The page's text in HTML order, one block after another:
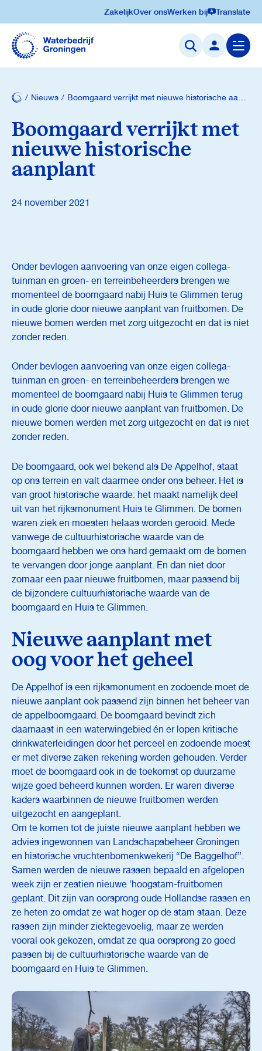
Navigatie
overslaan
ZakelijkOver onsWerken bij Translate
Menu
openen
Nieuws
Boomgaard verrijkt met
nieuwe historische
aanplant
24 november 2021
Onder bevlogen aanvoering van onze eigen collega-
tuinman en groen- en terreinbeheerders brengen we
momenteel de boomgaard nabij Huis te Glimmen terug
in oude glorie door nieuwe aanplant van fruitbomen. De
nieuwe bomen werden met zorg uitgezocht en dat is niet
zonder reden.
Onder bevlogen aanvoering van onze eigen collega-
tuinman en groen- en terreinbeheerders brengen we
momenteel de boomgaard nabij Huis te Glimmen terug
in oude glorie door nieuwe aanplant van fruitbomen. De
nieuwe bomen werden met zorg uitgezocht en dat is niet
zonder reden.
De boomgaard, ook wel bekend als De Appelhof, staat
op ons terrein en valt daarmee onder ons beheer. Het is
van groot historische waarde: het maakt namelijk deel
uit van het rijksmonument Huis te Glimmen. De bomen
waren ziek en moesten helaas worden gerooid. Mede
vanwege de cultuurhistorische waarde van de
boomgaard hebben we ons hard gemaakt om de bomen
te vervangen door jonge aanplant. En dan niet door
zomaar een paar nieuwe fruitbomen, maar passend bij
de bijzondere cultuurhistorische waarde van de
boomgaard en Huis te Glimmen.
Nieuwe aanplant met
oog voor het geheel
De Appelhof is een rijksmonument en zodoende moet de
nieuwe aanplant ook passend zijn binnen het beheer van
de appelboomgaard. De boomgaard bevindt zich
daarnaast in een waterwingebied én er lopen kritische
drinkwaterleidingen door het perceel en zodoende moest
er met diverse zaken rekening worden gehouden. Verder
moet de boomgaard ook in de toekomst op duurzame
wijze goed beheerd kunnen worden. Er waren diverse
kaders waarbinnen de nieuwe fruitbomen werden
uitgezocht en aangeplant.
Om te komen tot de juiste nieuwe aanplant hebben we
advies ingewonnen van Landschapsbeheer Groningen
en historische vruchtenbomenkwekerij “De Baggelhof”.
Samen werden de nieuwe rassen bepaald en afgelopen
week zijn er zestien nieuwe ‘hoogstam-fruitbomen
geplant. Dit zijn van oorsprong oude Hollandse rassen en
ze heten zo omdat ze wat hoger op de stam staan. Deze
rassen zijn minder ziektegevoelig, maar ze werden
vooral ook gekozen, omdat ze qua oorsprong zo goed
passen bij de cultuurhistorische waarde van de
boomgaard en Huis te Glimmen.